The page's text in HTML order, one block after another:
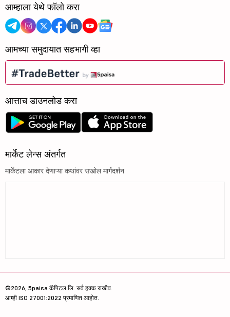
आम्हाला येथे फॉलो करा
आमच्या समुदायात सहभागी व्हा
आत्ताच डाउनलोड करा
मार्केट लेन्स अंतर्गत
मार्केटला आकार देणाऱ्या कथांवर सखोल मार्गदर्शन
©2026, 5paisa कॅपिटल लि. सर्व हक्क राखीव.
आम्ही ISO 27001:2022 प्रमाणित आहोत.